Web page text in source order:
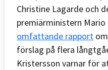
Christine Lagarde och
premiärministern Mario
omfattande rapport
förslag på flera
Kristersson varnar för